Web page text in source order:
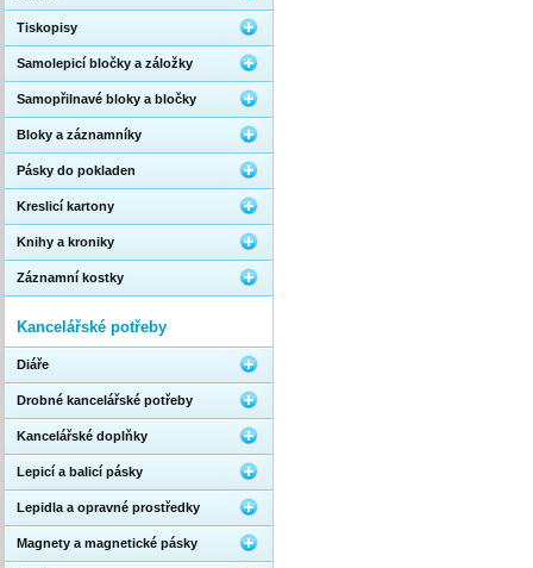
Tiskopisy
Samolepicí bločky a záložky
Samopřilnavé bloky a bločky
Bloky a záznamníky
Pásky do pokladen
Kreslicí kartony
Knihy a kroniky
Záznamní kostky
Kancelářské potřeby
Diáře
Drobné kancelářské potřeby
Kancelářské doplňky
Lepicí a balicí pásky
Lepidla a opravné prostředky
Magnety a magnetické pásky